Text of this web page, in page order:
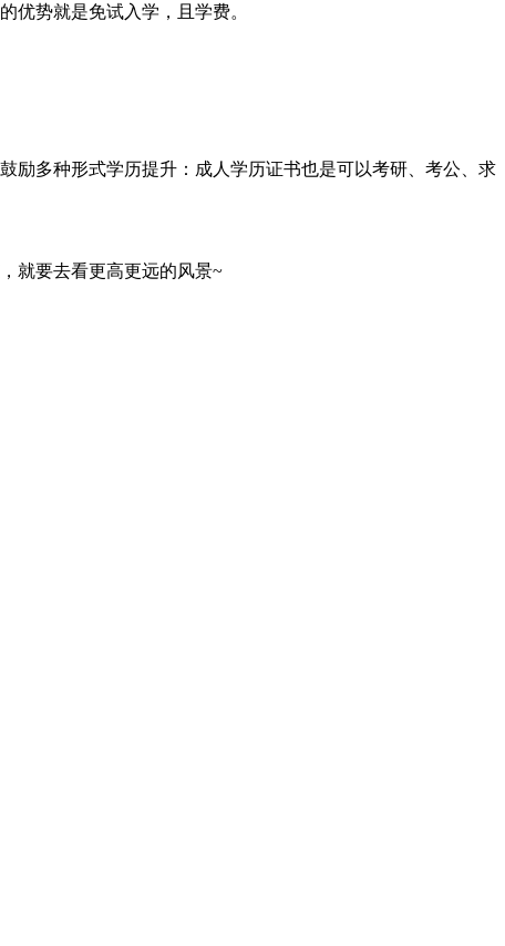
优势就是免试入学，且学费。
励多种形式学历提升：成人学历证书也是可以考研、考公、求
就要去看更高更远的风景~